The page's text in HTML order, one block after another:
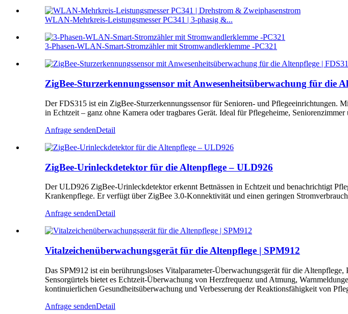
WLAN-Mehrkreis-Leistungsmesser PC341 | 3-phasig &...
3-Phasen-WLAN-Smart-Stromzähler mit Stromwandlerklemme -PC321
ZigBee-Sturzerkennungssensor mit Anwesenheitsüberwachung für die
Der FDS315 ist ein ZigBee-Sturzerkennungssensor für Senioren- und Pflegeeinrichtungen.
in Echtzeit – ganz ohne Kamera oder tragbares Gerät. Ideal für Pflegeheime,
Anfrage sendenDetail
ZigBee-Urinleckdetektor für die Altenpflege – ULD926
Der ULD926 ZigBee-Urinleckdetektor erkennt Bettnässen in Echtzeit und benachrichtigt
Krankenpflege. Er verfügt über ZigBee 3.0-Konnektivität und einen geringen
Anfrage sendenDetail
Vitalzeichenüberwachungsgerät für die Altenpflege | SPM912
Das SPM912 ist ein berührungsloses Vitalparameter-Überwachungsgerät für die
Sensorgürtels bietet es Echtzeit-Überwachung von Herzfrequenz und Atmung,
kontinuierlichen Gesundheitsüberwachung und Verbesserung der Reaktionsfähigkeit von
Anfrage sendenDetail